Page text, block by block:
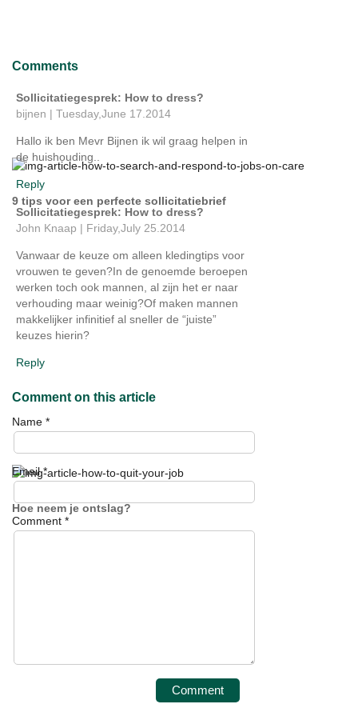
9 tips voor een perfecte sollicitatiebrief
Hoe neem je ontslag?
Comments
Sollicitatiegesprek: How to dress?
bijnen | Tuesday,June 17.2014
Hallo ik ben Mevr Bijnen ik wil graag helpen in
de huishouding..
Reply
Sollicitatiegesprek: How to dress?
John Knaap | Friday,July 25.2014
Vanwaar de keuze om alleen kledingtips voor
vrouwen te geven?In de genoemde beroepen
werken toch ook mannen, al zijn het er naar
verhouding maar weinig?Of maken mannen
makkelijker infinitief al sneller de “juiste”
keuzes hierin?
Reply
Comment on this article
Name *
Email *
Comment *